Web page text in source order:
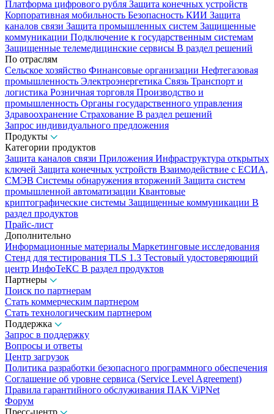
Платформа цифрового рубля Защита конечных устройств
Корпоративная мобильность Безопасность КИИ Защита
каналов связи Защита промышленных систем Защищенные
коммуникации Подключение к государственным системам
Защищенные телемедицинские сервисы В раздел решений
По отраслям
Сельское хозяйство Финансовые организации Нефтегазовая
промышленность Электроэнергетика Связь Транспорт и
логистика Розничная торговля Производство и
промышленность Органы государственного управления
Здравоохранение Страхование В раздел решений
Запрос индивидуального предложения
Продукты
Категории продуктов
Защита каналов связи Приложения Инфраструктура открытых
ключей Защита конечных устройств Взаимодействие с ЕСИА,
СМЭВ Системы обнаружения вторжений Защита систем
промышленной автоматизации Квантовые
криптографические системы Защищенные коммуникации В
раздел продуктов
Прайс-лист
Дополнительно
Информационные материалы Маркетинговые исследования
Стенд для тестирования TLS 1.3 Тестовый удостоверяющий
центр ИнфоТеКС В раздел продуктов
Партнеры
Поиск по партнерам
Стать коммерческим партнером
Стать технологическим партнером
Поддержка
Запрос в поддержку
Вопросы и ответы
Центр загрузок
Политика разработки безопасного программного обеспечения
Соглашение об уровне сервиса (Service Level Agreement)
Правила гарантийного обслуживания ПАК ViPNet
Форум
Пресс-центр